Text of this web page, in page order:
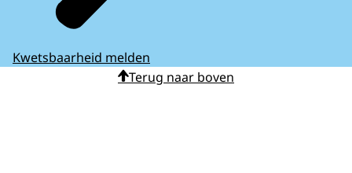
Kwetsbaarheid melden
Terug naar boven